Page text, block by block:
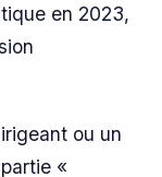
en 2023,
ou un
«